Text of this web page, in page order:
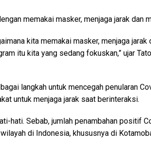
memakai masker, menjaga jarak dan
kita memakai masker, menjaga jarak
itu kita yang sedang fokuskan,” ujar
langkah untuk mencegah penularan
untuk menjaga jarak saat berinteraksi.
hati. Sebab, jumlah penambahan positif
di Indonesia, khususnya di